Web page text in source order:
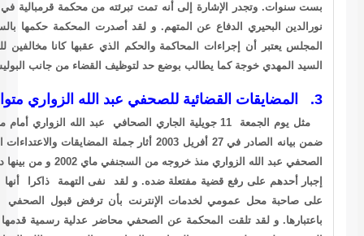
بست سنوات. وتجدر الإشارة إلى أنه تمت تبرئته من محكمة قرمبالية في الطور الاستئنافي في 5 جوان 2003. وتولى الأستاذ
أصدرت المحكمة حكمها بالسجن مدة شهرين مع إسعافه بتأجيل التنفيذ. و إن
عقبها كانا مخالفين للقانون والوقائع ويطالب بالكف الفوري عن ملاحقة
القضاء من جانب البوليس السياسي.
الجاري الصحافي عبد الله الزواري أمام محكمة جرجيس بتهمة القذف العلني. وكان المجلس
في 27 أفريل 2003 أثار جملة المضايقات والاعتداءات الصادرة عن جهاز البوليس السياسي التي يتعرض لها
الصحفي عبد الله الزواري منذ خروجه من السجنفي ماي 2002 و من بينها دفع أصحاب محلات الانترنيت لرفض خدماتهم له وحتى
نفى التهمة ذاكرا أنها من صنع البوليس السياسي بجرجيس الذي ضغط
ترفض قبول الصحفي المذكور بمحلها و تزعم أنه أسمعها لفظا ماسا
عدلية رسمية قدمها لها مع بينة شاهد تؤكد كلها افتعال التهمة و تزوير